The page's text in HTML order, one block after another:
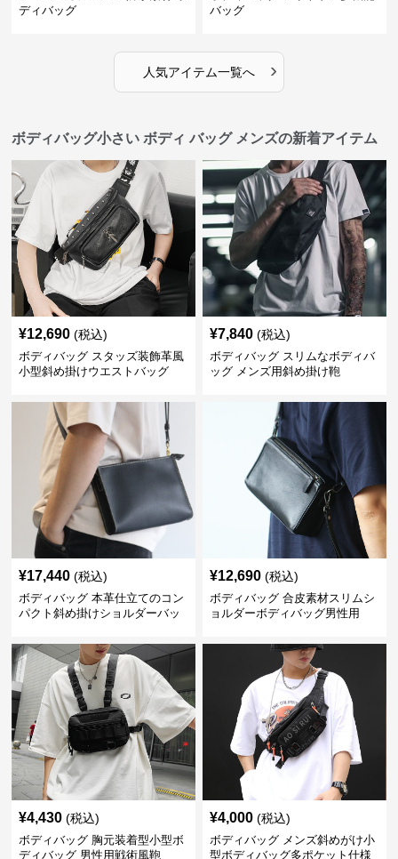
ディバッグ
バッグ
人気アイテム一覧へ ›
ボディバッグ小さい ボディ バッグ メンズの新着アイテム
¥12,690 (税込)
ボディバッグ スタッズ装飾革風
小型斜め掛けウエストバッグ
¥7,840 (税込)
ボディバッグ スリムなボディバ
ッグ メンズ用斜め掛け鞄
¥17,440 (税込)
ボディバッグ 本革仕立てのコン
パクト斜め掛けショルダーバッ
¥12,690 (税込)
ボディバッグ 合皮素材スリムシ
ョルダーボディバッグ男性用
¥4,430 (税込)
ボディバッグ 胸元装着型小型ボ
ディバッグ 男性用戦術風鞄
¥4,000 (税込)
ボディバッグ メンズ斜めがけ小
型ボディバッグ多ポケット仕様